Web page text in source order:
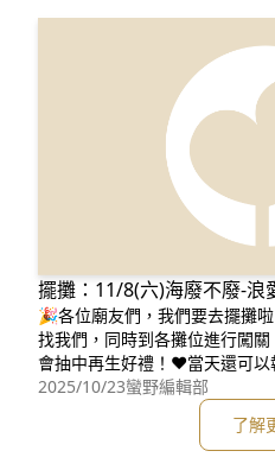
擺攤：11/8(六)海廢不廢-浪
🎉各位廟友們，我們要去擺攤
找我們，同時到各攤位進行闖
會抽中再生好禮！❤️當天還可
磨成的「蚵土」手作貓頭鷹🦉
📍地點：彰化縣自然生態教育
號）📅時間：114年11月8日（
費參加，完成闖關即可獲得環保
2025/10/23蠻野編輯部
了解